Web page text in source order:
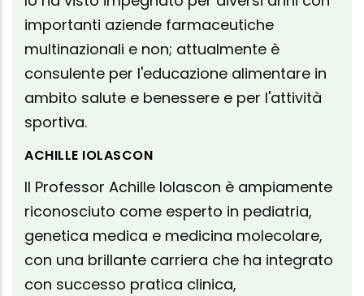
importanti aziende farmaceutiche
multinazionali e non; attualmente è
consulente per l'educazione alimentare in
ambito salute e benessere e per l'attività
sportiva.
ACHILLE IOLASCON
Il Professor Achille lolascon è ampiamente
riconosciuto come esperto in pediatria,
genetica medica e medicina molecolare,
con una brillante carriera che ha integrato
con successo pratica clinica,